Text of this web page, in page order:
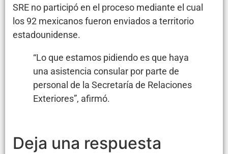
SRE no participóen el proceso mediante el cual
los 92 mexicanos fueron enviados a territorio
estadounidense.
“Lo que estamos pidiendo es que haya
una asistencia consular por parte de
personal de la Secretaría de Relaciones
Exteriores”, afirmó.
Deja una respuesta